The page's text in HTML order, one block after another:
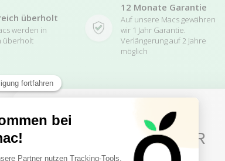
überholt
werden in
überholt
12 Monate Garantie
Auf unsere Macs gewähren
wir 1 Jahr Garantie.
Verlängerung auf 2 Jahre
möglich
10€ FREE ON YOUR
FIRST ORDER